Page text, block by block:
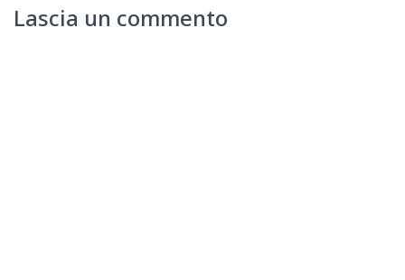
Lascia un commento